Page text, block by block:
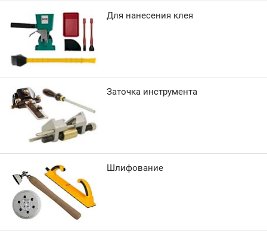
Для нанесения клея
Заточка инструмента
Шлифование